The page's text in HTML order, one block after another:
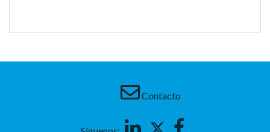
Contacto
LinkedinTwitter